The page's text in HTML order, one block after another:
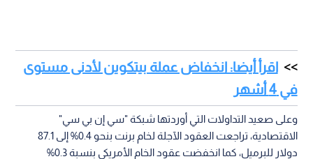
اقرأ أيضا: انخفاض عملة بيتكوين لأدنى مستوى
في 4 أشهر
وعلى صعيد التداولات التي أوردتها شبكة "سي إن بي سي"
الاقتصادية، تراجعت العقود الآجلة لخام برنت بنحو 0.4% إلى 87.1
دولار للبرميل، كما انخفضت عقود الخام الأمريكي بنسبة 0.3%